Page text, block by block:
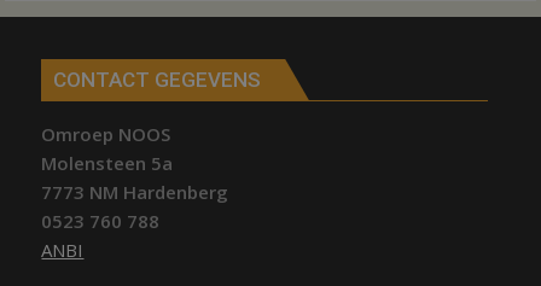
CONTACT GEGEVENS
Omroep NOOS
Molensteen 5a
7773 NM Hardenberg
0523 760 788
ANBI